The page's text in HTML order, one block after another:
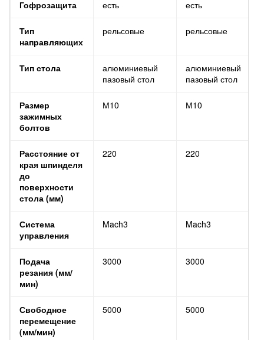
Гофрозащита есть есть
Тип
направляющих
рельсовые рельсовые
Тип стола
алюминиевый
пазовый стол
алюминиевый
пазовый стол
Размер
зажимных
болтов
М10 М10
Расстояние от
края шпинделя
до
поверхности
стола (мм)
220 220
Система
управления
Mach3 Mach3
Подача
резания (мм/
мин)
3000 3000
Свободное
перемещение
(мм/мин)
5000 5000